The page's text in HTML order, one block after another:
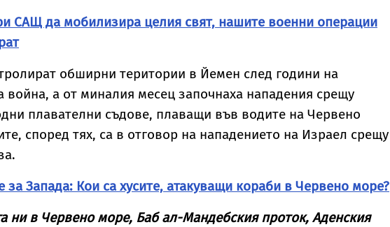
САЩ да мобилизира целия свят, нашите военни операции
обширни територии в Йемен след години на
война, а от миналия месец започнаха нападения срещу
плавателни съдове, плаващи във водите на Червено
според тях, са в отговор на нападението на Израел срещу
за Запада: Кои са хусите, атакуващи кораби в Червено море?
ни в Червено море, Баб ал-Мандебския проток, Аденския